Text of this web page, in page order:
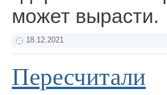
может вырасти.
18.12.2021
Пересчитали